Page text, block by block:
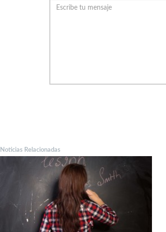
Noticias Relacionadas